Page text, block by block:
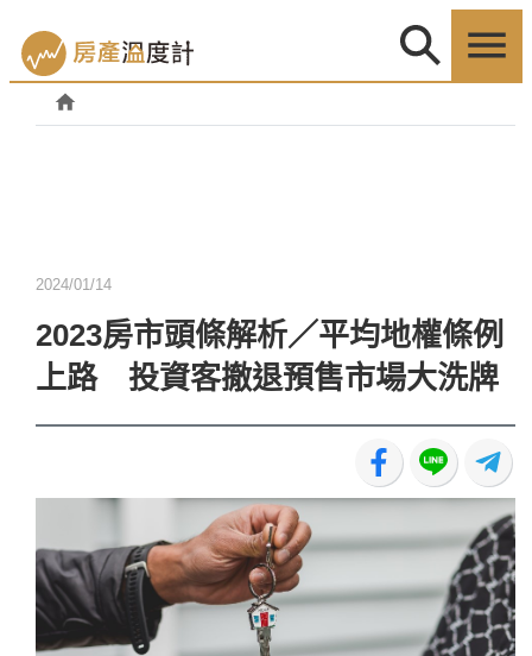
2024/01/14
2023房市頭條解析／平均地權條例
上路 投資客撤退預售市場大洗牌